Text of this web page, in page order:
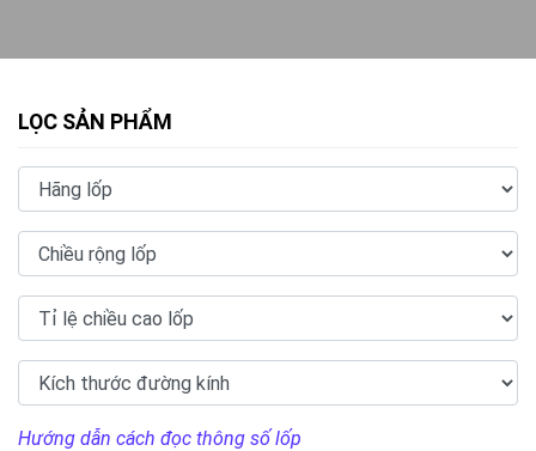
LỌC SẢN PHẨM
Hướng dẫn cách đọc thông số lốp